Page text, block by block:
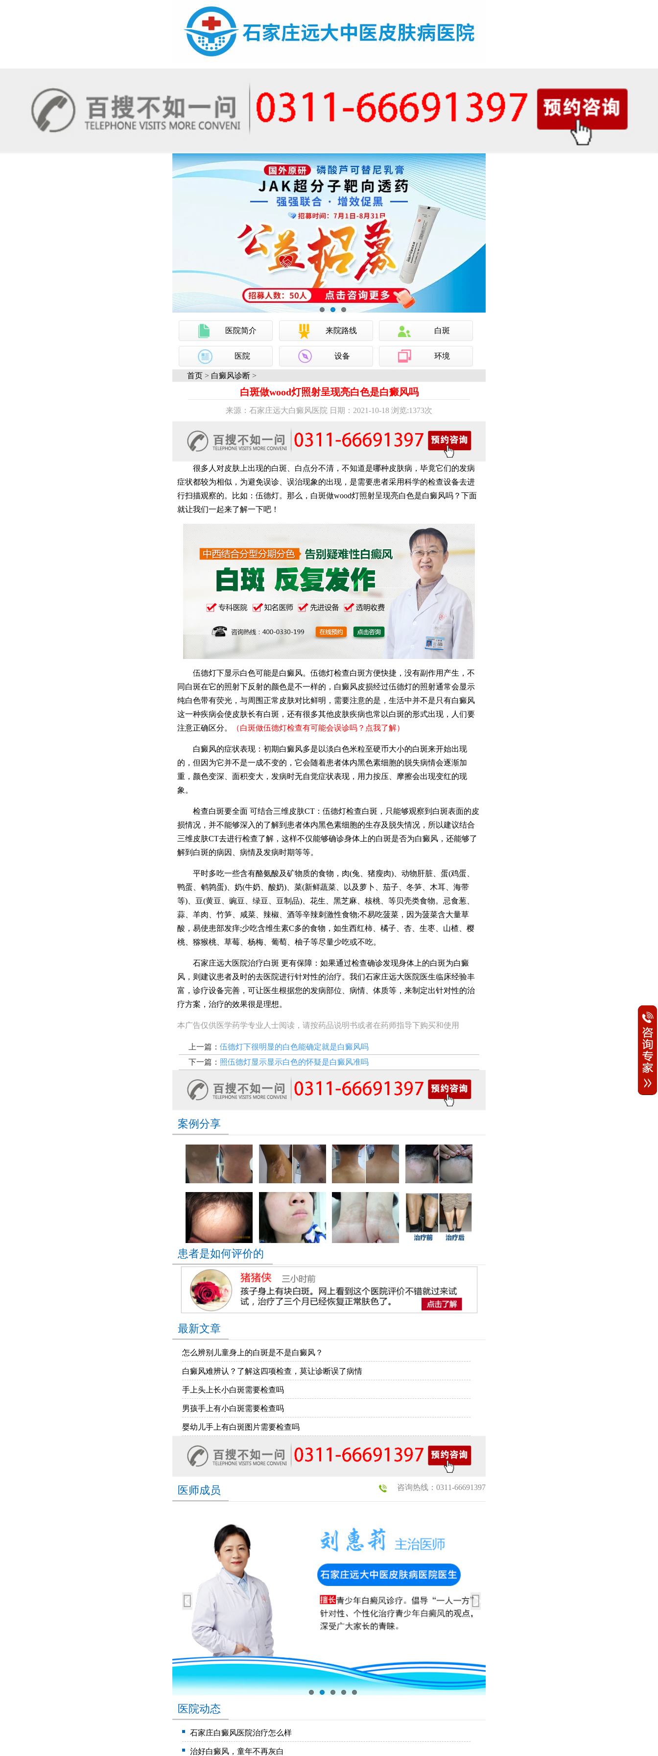
医院简介 来院路线 白斑
医院 设备 环境
首页 > 白癜风诊断 >
白斑做wood灯照射呈现亮白色是白癜风吗
来源：石家庄远大白癜风医院 日期：2021-10-18 浏览:1373次
很多人对皮肤上出现的白斑、白点分不清，不知道是哪种皮肤病，毕竟它们的发病
症状都较为相似，为避免误诊、误治现象的出现，是需要患者采用科学的检查设备去进
行扫描观察的。比如：伍德灯。那么，白斑做wood灯照射呈现亮白色是白癜风吗？下面
就让我们一起来了解一下吧！
伍德灯下显示白色可能是白癜风。伍德灯检查白斑方便快捷，没有副作用产生，不
同白斑在它的照射下反射的颜色是不一样的，白癜风皮损经过伍德灯的照射通常会显示
纯白色带有荧光，与周围正常皮肤对比鲜明，需要注意的是，生活中并不是只有白癜风
这一种疾病会使皮肤长有白斑，还有很多其他皮肤疾病也常以白斑的形式出现，人们要
注意正确区分。
（白斑做伍德灯检查有可能会误诊吗？点我了解）
白癜风的症状表现：初期白癜风多是以淡白色米粒至硬币大小的白斑来开始出现
的，但因为它并不是一成不变的，它会随着患者体内黑色素细胞的脱失病情会逐渐加
重，颜色变深、面积变大，发病时无自觉症状表现，用力按压、摩擦会出现变红的现
象。
检查白斑要全面 可结合三维皮肤CT：伍德灯检查白斑，只能够观察到白斑表面的皮
损情况，并不能够深入的了解到患者体内黑色素细胞的生存及脱失情况，所以建议结合
三维皮肤CT去进行检查了解，这样不仅能够确诊身体上的白斑是否为白癜风，还能够了
解到白斑的病因、病情及发病时期等等。
平时多吃一些含有酪氨酸及矿物质的食物，肉(兔、猪瘦肉)、动物肝脏、蛋(鸡蛋、
鸭蛋、鹌鹑蛋)、奶(牛奶、酸奶)、菜(新鲜蔬菜、以及萝卜、茄子、冬笋、木耳、海带
等)、豆(黄豆、豌豆、绿豆、豆制品)、花生、黑芝麻、核桃、等贝壳类食物。忌食葱、
蒜、羊肉、竹笋、咸菜、辣椒、酒等辛辣刺激性食物;不易吃菠菜，因为菠菜含大量草
酸，易使患部发痒;少吃含维生素C多的食物，如生西红柿、橘子、杏、生枣、山楂、樱
桃、猕猴桃、草莓、杨梅、葡萄、柚子等尽量少吃或不吃。
石家庄远大医院治疗白斑 更有保障：如果通过检查确诊发现身体上的白斑为白癜
风，则建议患者及时的去医院进行针对性的治疗。我们石家庄远大医院医生临床经验丰
富，诊疗设备完善，可让医生根据您的发病部位、病情、体质等，来制定出针对性的治
疗方案，治疗的效果很是理想。
本广告仅供医学药学专业人士阅读，请按药品说明书或者在药师指导下购买和使用
上一篇： 伍德灯下很明显的白色能确定就是白癜风吗
下一篇： 照伍德灯显示显示白色的怀疑是白癜风准吗
案例分享
患者是如何评价的
最新文章
怎么辨别儿童身上的白斑是不是白癜风？
白癜风难辨认？了解这四项检查，莫让诊断误了病情
手上头上长小白斑需要检查吗
男孩手上有小白斑需要检查吗
婴幼儿手上有白斑图片需要检查吗
咨询热线：0311-66691397
医师成员
医院动态
石家庄白癜风医院治疗怎么样
治好白癜风，童年不再灰白